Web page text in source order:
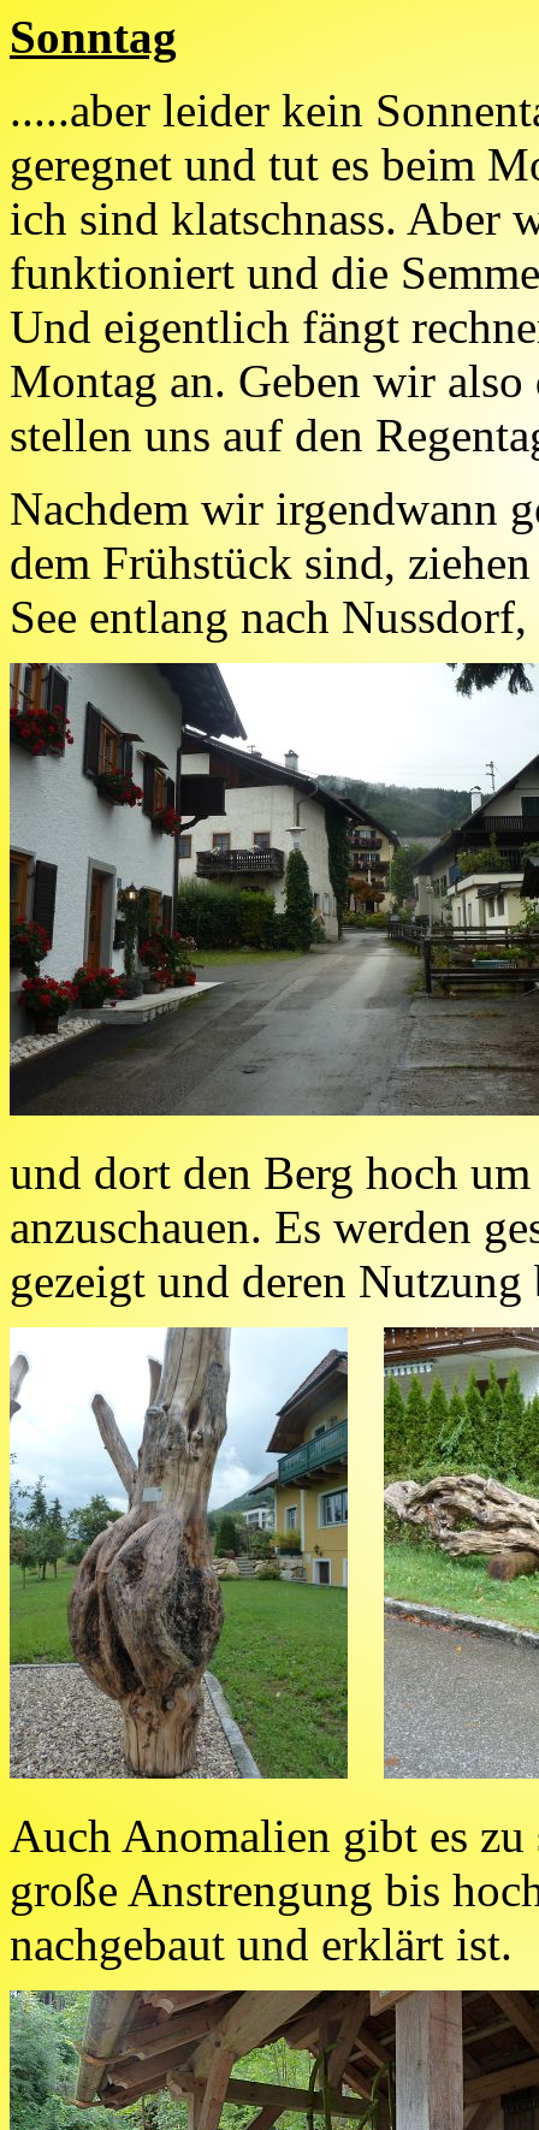
Sonntag
.....aber leider kein
geregnet und tut es beim
ich sind klatschnass. Aber
funktioniert und die
Und eigentlich fängt
Montag an. Geben wir also
stellen uns auf den
Nachdem wir irgendwann
dem Frühstück sind,
See entlang nach Nussdorf,
und dort den Berg hoch
anzuschauen. Es werden
gezeigt und deren Nutzung
Auch Anomalien gibt es zu
große Anstrengung bis
nachgebaut und erklärt ist.